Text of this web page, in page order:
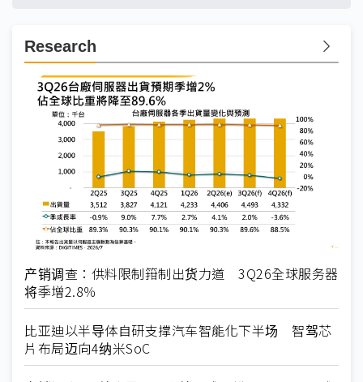
Research
产销调查：供料限制箝制出货力道 3Q26全球服务器
将季增2.8％
比亚迪以半导体自研支撑汽车智能化下半场 智驾芯
片布局迈向4纳米SoC